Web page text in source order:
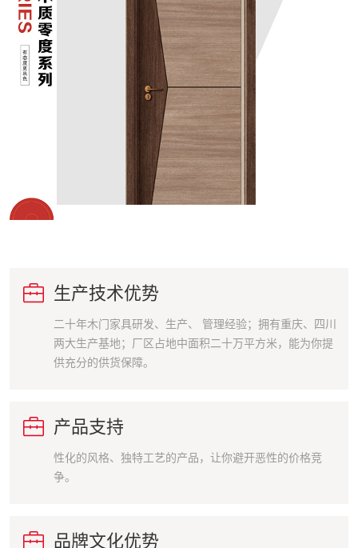
 生产技术优势
二十年木门家具研发、生产、 管理经验；拥有重庆、四川
两大生产基地；厂区占地中面积二十万平方米，能为你提
供充分的供货保障。
 产品支持
性化的风格、独特工艺的产品，让你避开恶性的价格竞
争。
 品牌文化优势